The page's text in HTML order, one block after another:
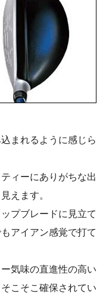
まれるように感じら
ィーにありがちな出
えます。
プブレードに見立て
アイアン感覚で打て
気味の直進性の高い
こそこ確保されてい